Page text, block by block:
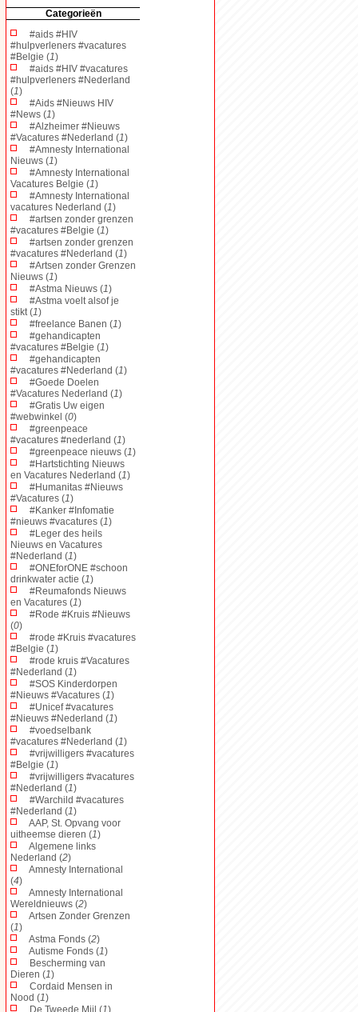
Categorieën
#aids #HIV
#hulpverleners #vacatures
#Belgie (1)
#aids #HIV #vacatures
#hulpverleners #Nederland
(1)
#Aids #Nieuws HIV
#News (1)
#Alzheimer #Nieuws
#Vacatures #Nederland (1)
#Amnesty International
Nieuws (1)
#Amnesty International
Vacatures Belgie (1)
#Amnesty International
vacatures Nederland (1)
#artsen zonder grenzen
#vacatures #Belgie (1)
#artsen zonder grenzen
#vacatures #Nederland (1)
#Artsen zonder Grenzen
Nieuws (1)
#Astma Nieuws (1)
#Astma voelt alsof je
stikt (1)
#freelance Banen (1)
#gehandicapten
#vacatures #Belgie (1)
#gehandicapten
#vacatures #Nederland (1)
#Goede Doelen
#Vacatures Nederland (1)
#Gratis Uw eigen
#webwinkel (0)
#greenpeace
#vacatures #nederland (1)
#greenpeace nieuws (1)
#Hartstichting Nieuws
en Vacatures Nederland (1)
#Humanitas #Nieuws
#Vacatures (1)
#Kanker #Infomatie
#nieuws #vacatures (1)
#Leger des heils
Nieuws en Vacatures
#Nederland (1)
#ONEforONE #schoon
drinkwater actie (1)
#Reumafonds Nieuws
en Vacatures (1)
#Rode #Kruis #Nieuws
(0)
#rode #Kruis #vacatures
#Belgie (1)
#rode kruis #Vacatures
#Nederland (1)
#SOS Kinderdorpen
#Nieuws #Vacatures (1)
#Unicef #vacatures
#Nieuws #Nederland (1)
#voedselbank
#vacatures #Nederland (1)
#vrijwilligers #vacatures
#Belgie (1)
#vrijwilligers #vacatures
#Nederland (1)
#Warchild #vacatures
#Nederland (1)
AAP, St. Opvang voor
uitheemse dieren (1)
Algemene links
Nederland (2)
Amnesty International
(4)
Amnesty International
Wereldnieuws (2)
Artsen Zonder Grenzen
(1)
Astma Fonds (2)
Autisme Fonds (1)
Bescherming van
Dieren (1)
Cordaid Mensen in
Nood (1)
De Tweede Mijl (1)